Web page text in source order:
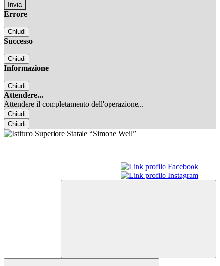
Errore
Chiudi
Successo
Chiudi
Informazione
Chiudi
Attendere...
Attendere il completamento dell'operazione...
Chiudi
Chiudi